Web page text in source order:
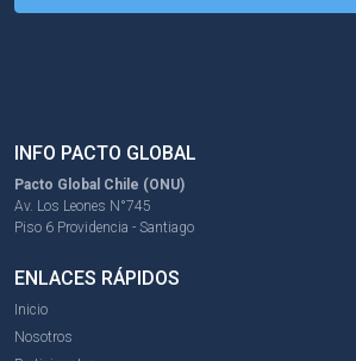
INFO PACTO GLOBAL
Pacto Global Chile (ONU)
Av. Los Leones N°745
Piso 6 Providencia - Santiago
ENLACES RÁPIDOS
Inicio
Nosotros